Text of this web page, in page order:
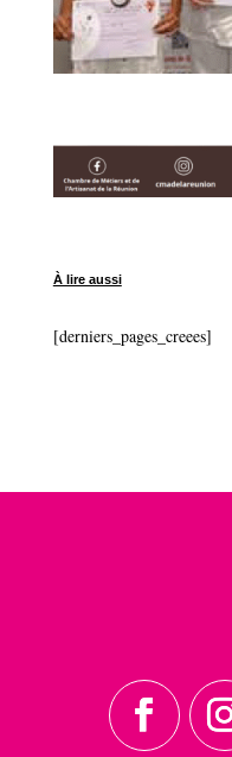
À lire aussi
[derniers_pages_creees]